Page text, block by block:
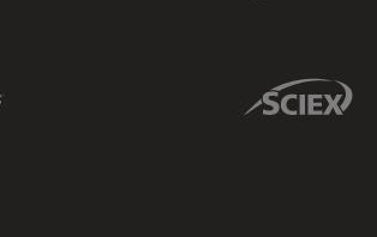
Sciex Link